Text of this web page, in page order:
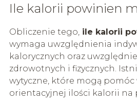
Ile kalorii powinien
Obliczenie tego,ile kalorii
wymaga uwzględnienia
kalorycznych oraz
zdrowotnych i fizycznych.
wytyczne, które mogą pomóc
orientacyjnej ilości kalorii na